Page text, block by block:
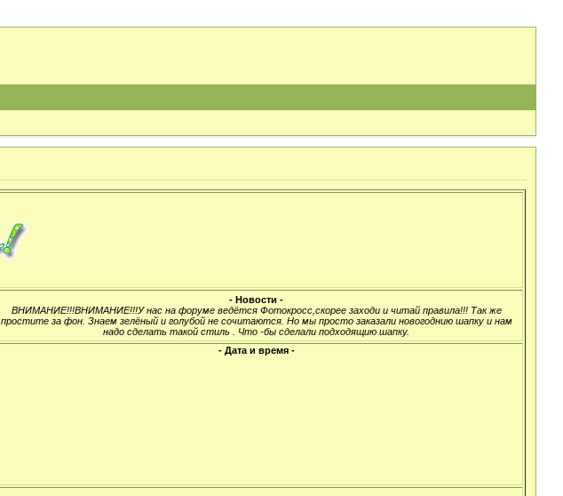
- Новости -
ВНИМАНИЕ!!!ВНИМАНИЕ!!!У нас на форуме ведётся Фотокросс,скорее заходи и читай правила!!! Так же
простите за фон. Знаем зелёный и голубой не сочитаются. Но мы просто заказали новогоднию шапку и нам
надо сделать такой стиль . Что -бы сделали подходящию шапку.
- Дата и время -